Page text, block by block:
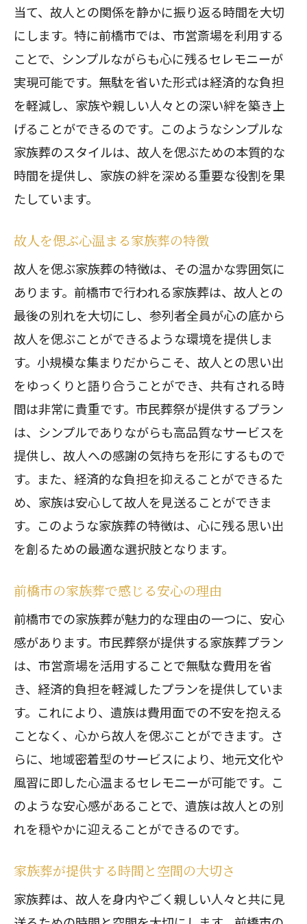
思い出に残る家族葬の演出方法
前橋市で提供される感動の家族葬
心温まる家族葬の瞬間を大切に
前橋市の家族葬で得られる感動と癒し
豊かな時間を演出する家族葬の工夫
経済的にも安心。前橋市の家族葬が実現す
る低価格
前橋市で実現する低価格の家族葬
コストパフォーマンスが優れた家族葬
の秘密
経済的負担を軽減する家族葬プラン
低価格でも安心できる家族葬の魅力
前橋市の家族葬で実現するコスト削減
安心価格で提供される家族葬の魅力
市営斎場を活用した家族葬。市民葬祭での
新たな選択肢
市営斎場利用で実現する家族葬の利点
前橋市の市営斎場で行う家族葬の魅力
新たな選択肢としての市営斎場利用
市営斎場活用の家族葬で得る安心感
市営斎場を活用した家族葬の可能性
家族葬で深まる絆。前橋市民が選ぶ理由と
は
家族葬が絆を深める理由とは
前橋市民が選ぶ家族葬の魅力
絆を深める家族葬のセレモニー
前橋市の家族葬で絆を実感
選ばれる家族葬の感動体験
前橋市の家族葬で感じる安心と信頼のセレ
信頼される前橋市の家族葬の魅力
安心できる家族葬の選び方
当て、故人との関係を静かに振り返る時間を大切
にします。特に前橋市では、市営斎場を利用する
ことで、シンプルながらも心に残るセレモニーが
実現可能です。無駄を省いた形式は経済的な負担
を軽減し、家族や親しい人々との深い絆を築き上
げることができるのです。このようなシンプルな
家族葬のスタイルは、故人を偲ぶための本質的な
時間を提供し、家族の絆を深める重要な役割を果
たしています。
故人を偲ぶ心温まる家族葬の特徴
故人を偲ぶ家族葬の特徴は、その温かな雰囲気に
あります。前橋市で行われる家族葬は、故人との
最後の別れを大切にし、参列者全員が心の底から
故人を偲ぶことができるような環境を提供しま
す。小規模な集まりだからこそ、故人との思い出
をゆっくりと語り合うことができ、共有される時
間は非常に貴重です。市民葬祭が提供するプラン
は、シンプルでありながらも高品質なサービスを
提供し、故人への感謝の気持ちを形にするもので
す。また、経済的な負担を抑えることができるた
め、家族は安心して故人を見送ることができま
す。このような家族葬の特徴は、心に残る思い出
を創るための最適な選択肢となります。
前橋市の家族葬で感じる安心の理由
前橋市での家族葬が魅力的な理由の一つに、安心
感があります。市民葬祭が提供する家族葬プラン
は、市営斎場を活用することで無駄な費用を省
き、経済的負担を軽減したプランを提供していま
す。これにより、遺族は費用面での不安を抱える
ことなく、心から故人を偲ぶことができます。さ
らに、地域密着型のサービスにより、地元文化や
風習に即した心温まるセレモニーが可能です。こ
のような安心感があることで、遺族は故人との別
れを穏やかに迎えることができるのです。
家族葬が提供する時間と空間の大切さ
家族葬は、故人を身内やごく親しい人々と共に見